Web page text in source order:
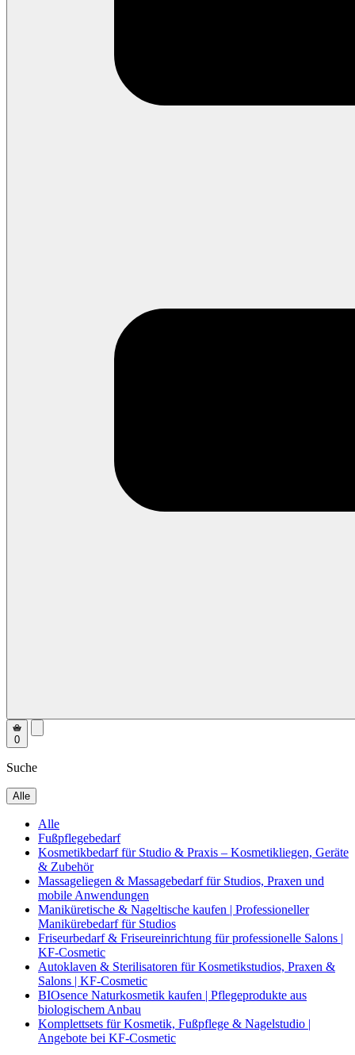
0
Suche
Alle
Alle
Fußpflegebedarf
Kosmetikbedarf für Studio & Praxis – Kosmetikliegen, Geräte
& Zubehör
Massageliegen & Massagebedarf für Studios, Praxen und
mobile Anwendungen
Maniküretische & Nageltische kaufen | Professioneller
Manikürebedarf für Studios
Friseurbedarf & Friseureinrichtung für professionelle Salons |
KF-Cosmetic
Autoklaven & Sterilisatoren für Kosmetikstudios, Praxen &
Salons | KF-Cosmetic
BIOsence Naturkosmetik kaufen | Pflegeprodukte aus
biologischem Anbau
Komplettsets für Kosmetik, Fußpflege & Nagelstudio |
Angebote bei KF-Cosmetic